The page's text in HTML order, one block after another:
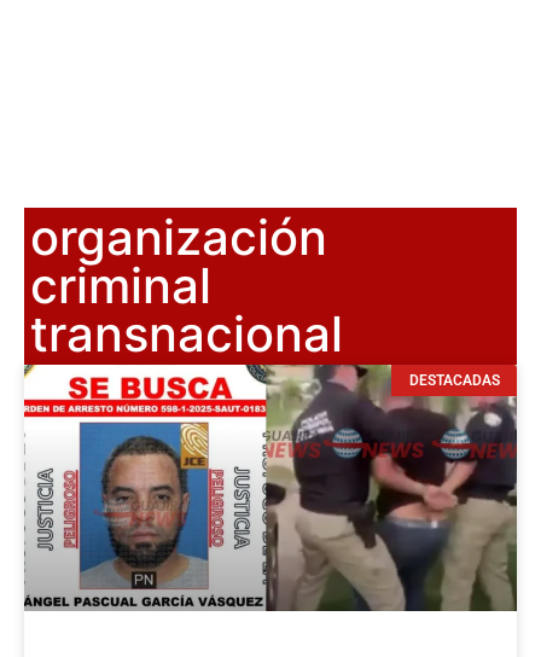
organización
criminal
transnacional
DESTACADAS